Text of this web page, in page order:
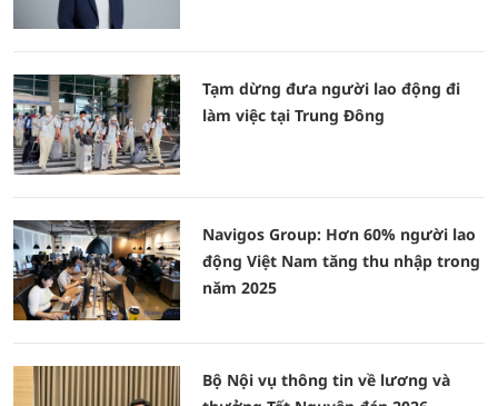
Tạm dừng đưa người lao động đi
làm việc tại Trung Đông
Navigos Group: Hơn 60% người lao
động Việt Nam tăng thu nhập trong
năm 2025
Bộ Nội vụ thông tin về lương và